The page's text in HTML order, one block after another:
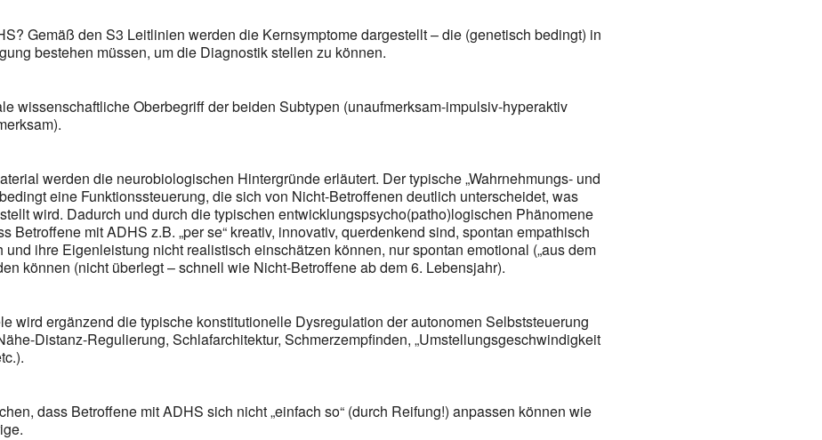
Gemäß den S3 Leitlinien werden die Kernsymptome dargestellt – die (genetisch bedingt) in
bestehen müssen, um die Diagnostik stellen zu können.
wissenschaftliche Oberbegriff der beiden Subtypen (unaufmerksam-impulsiv-hyperaktiv
werden die neurobiologischen Hintergründe erläutert. Der typische „Wahrnehmungs- und
eine Funktionssteuerung, die sich von Nicht-Betroffenen deutlich unterscheidet, was
wird. Dadurch und durch die typischen entwicklungspsycho(patho)logischen Phänomene
Betroffene mit ADHS z.B. „per se“ kreativ, innovativ, querdenkend sind, spontan empathisch
und ihre Eigenleistung nicht realistisch einschätzen können, nur spontan emotional („aus dem
können (nicht überlegt – schnell wie Nicht-Betroffene ab dem 6. Lebensjahr).
wird ergänzend die typische konstitutionelle Dysregulation der autonomen Selbststeuerung
Distanz-Regulierung, Schlafarchitektur, Schmerzempfinden, „Umstellungsgeschwindigkeit
dass Betroffene mit ADHS sich nicht „einfach so“ (durch Reifung!) anpassen können wie